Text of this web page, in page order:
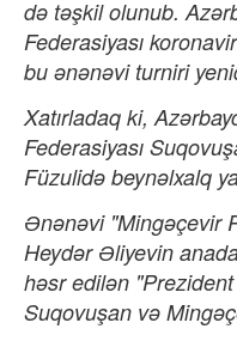
də təşkil olunub.
Federasiyası
bu ənənəvi turniri
Xatırladaq ki,
Federasiyası
Füzulidə beynəlxalq
Ənənəvi "Mingəçevir
Heydər Əliyevin
həsr edilən
Suqovuşan və